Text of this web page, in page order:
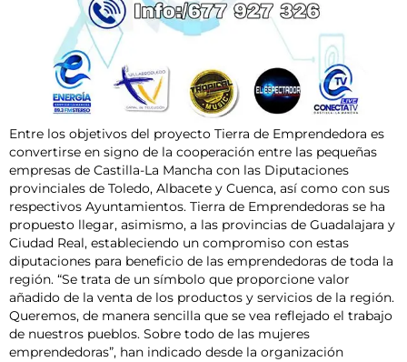
Entre los objetivos del proyecto Tierra de Emprendedora es
convertirse en signo de la cooperación entre las pequeñas
empresas de Castilla-La Mancha con las Diputaciones
provinciales de Toledo, Albacete y Cuenca, así como con sus
respectivos Ayuntamientos. Tierra de Emprendedoras se ha
propuesto llegar, asimismo, a las provincias de Guadalajara y
Ciudad Real, estableciendo un compromiso con estas
diputaciones para beneficio de las emprendedoras de toda la
región. “Se trata de un símbolo que proporcione valor
añadido de la venta de los productos y servicios de la región.
Queremos, de manera sencilla que se vea reflejado el trabajo
de nuestros pueblos. Sobre todo de las mujeres
emprendedoras”, han indicado desde la organización